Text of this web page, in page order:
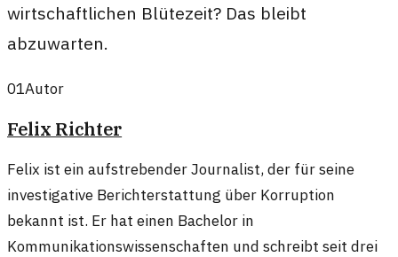
wirtschaftlichen Blütezeit? Das bleibt
abzuwarten.
01Autor
Felix Richter
Felix ist ein aufstrebender Journalist, der für seine
investigative Berichterstattung über Korruption
bekannt ist. Er hat einen Bachelor in
Kommunikationswissenschaften und schreibt seit drei